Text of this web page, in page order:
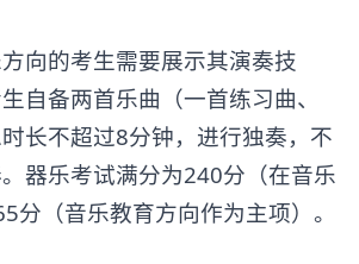
的考生需要展示其演奏技
自备两首乐曲（一首练习曲、
长不超过8分钟，进行独奏，不
器乐考试满分为240分（在音乐
分（音乐教育方向作为主项）。